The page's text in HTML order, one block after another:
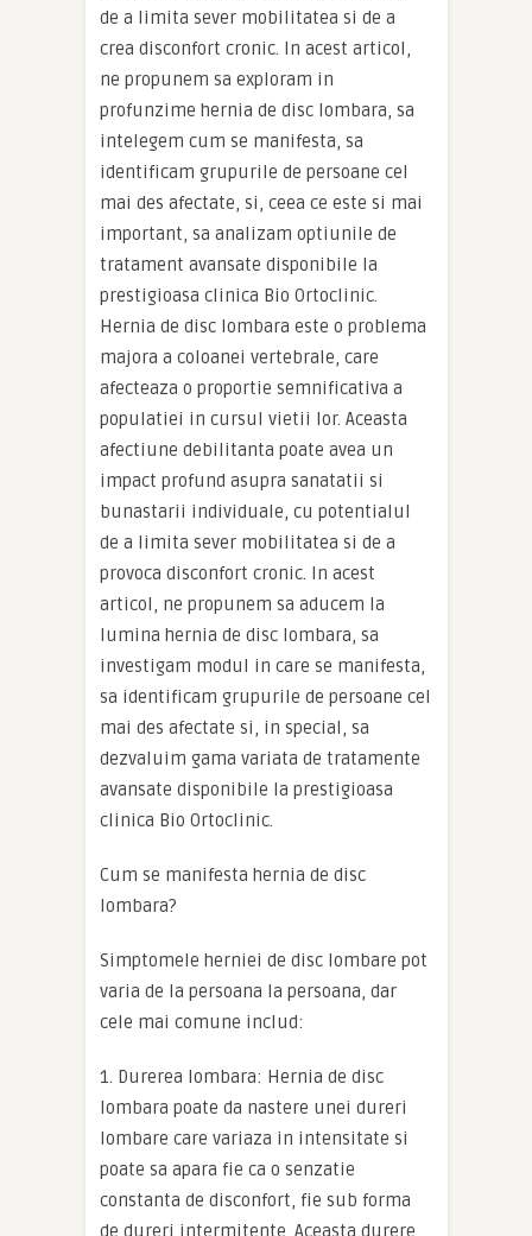
de a limita sever mobilitatea si de a
crea disconfort cronic. In acest articol,
ne propunem sa exploram in
profunzime hernia de disc lombara, sa
intelegem cum se manifesta, sa
identificam grupurile de persoane cel
mai des afectate, si, ceea ce este si mai
important, sa analizam optiunile de
tratament avansate disponibile la
prestigioasa clinica Bio Ortoclinic.
Hernia de disc lombara este o problema
majora a coloanei vertebrale, care
afecteaza o proportie semnificativa a
populatiei in cursul vietii lor. Aceasta
afectiune debilitanta poate avea un
impact profund asupra sanatatii si
bunastarii individuale, cu potentialul
de a limita sever mobilitatea si de a
provoca disconfort cronic. In acest
articol, ne propunem sa aducem la
lumina hernia de disc lombara, sa
investigam modul in care se manifesta,
sa identificam grupurile de persoane cel
mai des afectate si, in special, sa
dezvaluim gama variata de tratamente
avansate disponibile la prestigioasa
clinica Bio Ortoclinic.
Cum se manifesta hernia de disc
lombara?
Simptomele herniei de disc lombare pot
varia de la persoana la persoana, dar
cele mai comune includ:
1. Durerea lombara: Hernia de disc
lombara poate da nastere unei dureri
lombare care variaza in intensitate si
poate sa apara fie ca o senzatie
constanta de disconfort, fie sub forma
de dureri intermitente. Aceasta durere